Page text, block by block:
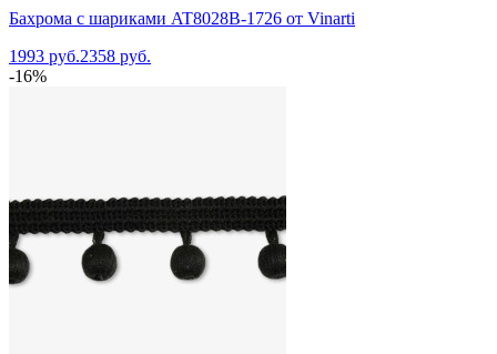
Бахрома с шариками AT8028B-1726 от Vinarti
1993 руб.2358 руб.
-16%